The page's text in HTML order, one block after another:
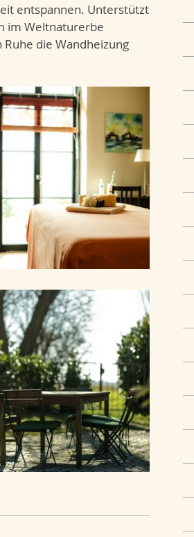
entspannen. Unterstützt
im Weltnaturerbe
die Wandheizung